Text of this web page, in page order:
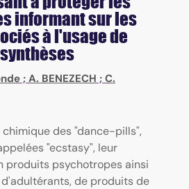
informant sur les
à l'usage de
; A. BENEZECH ; C.
des "dance-pills",
"ecstasy", leur
produits psychotropes ainsi
de produits de